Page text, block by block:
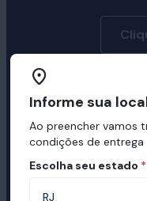
Informe sua
Ao preencher vamos
condições de entrega
Escolha seu estado *